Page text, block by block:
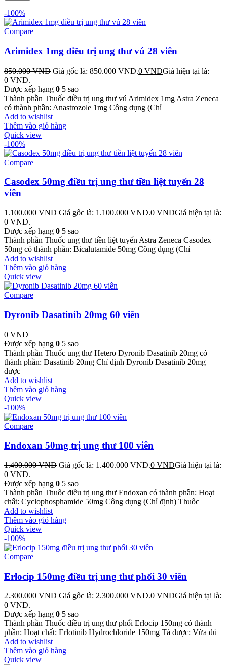
-100%
Compare
Arimidex 1mg điều trị ung thư vú 28 viên
850.000VND Giá gốc là: 850.000 VND.0 VNDGiá hiện tại là:
0 VND.
Được xếp hạng 0 5 sao
Thành phần Thuốc điều trị ung thư vú Arimidex 1mg Astra Zeneca
có thành phần: Anastrozole 1mg Công dụng (Chỉ
Add to wishlist
Thêm vào giỏ hàng
Quick view
-100%
Compare
Casodex 50mg điều trị ung thư tiền liệt tuyến 28
viên
1.100.000VND Giá gốc là: 1.100.000 VND.0 VNDGiá hiện tại là:
0 VND.
Được xếp hạng 0 5 sao
Thành phần Thuốc ung thư tiền liệt tuyến Astra Zeneca Casodex
50mg có thành phần: Bicalutamide 50mg Công dụng (Chỉ
Add to wishlist
Thêm vào giỏ hàng
Quick view
Compare
Dyronib Dasatinib 20mg 60 viên
0 VND
Được xếp hạng 0 5 sao
Thành phần Thuốc ung thư Hetero Dyronib Dasatinib 20mg có
thành phần: Dasatinib 20mg Chỉ định Dyronib Dasatinib 20mg
được
Add to wishlist
Thêm vào giỏ hàng
Quick view
-100%
Compare
Endoxan 50mg trị ung thư 100 viên
1.400.000VND Giá gốc là: 1.400.000 VND.0 VNDGiá hiện tại là:
0 VND.
Được xếp hạng 0 5 sao
Thành phần Thuốc điều trị ung thư Endoxan có thành phần: Hoạt
chất: Cyclophosphamide 50mg Công dụng (Chỉ định) Thuốc
Add to wishlist
Thêm vào giỏ hàng
Quick view
-100%
Compare
Erlocip 150mg điều trị ung thư phổi 30 viên
2.300.000VND Giá gốc là: 2.300.000 VND.0 VNDGiá hiện tại là:
0 VND.
Được xếp hạng 0 5 sao
Thành phần Thuốc điều trị ung thư phổi Erlocip 150mg có thành
phần: Hoạt chất: Erlotinib Hydrochloride 150mg Tá dược: Vừa đủ
Add to wishlist
Thêm vào giỏ hàng
Quick view